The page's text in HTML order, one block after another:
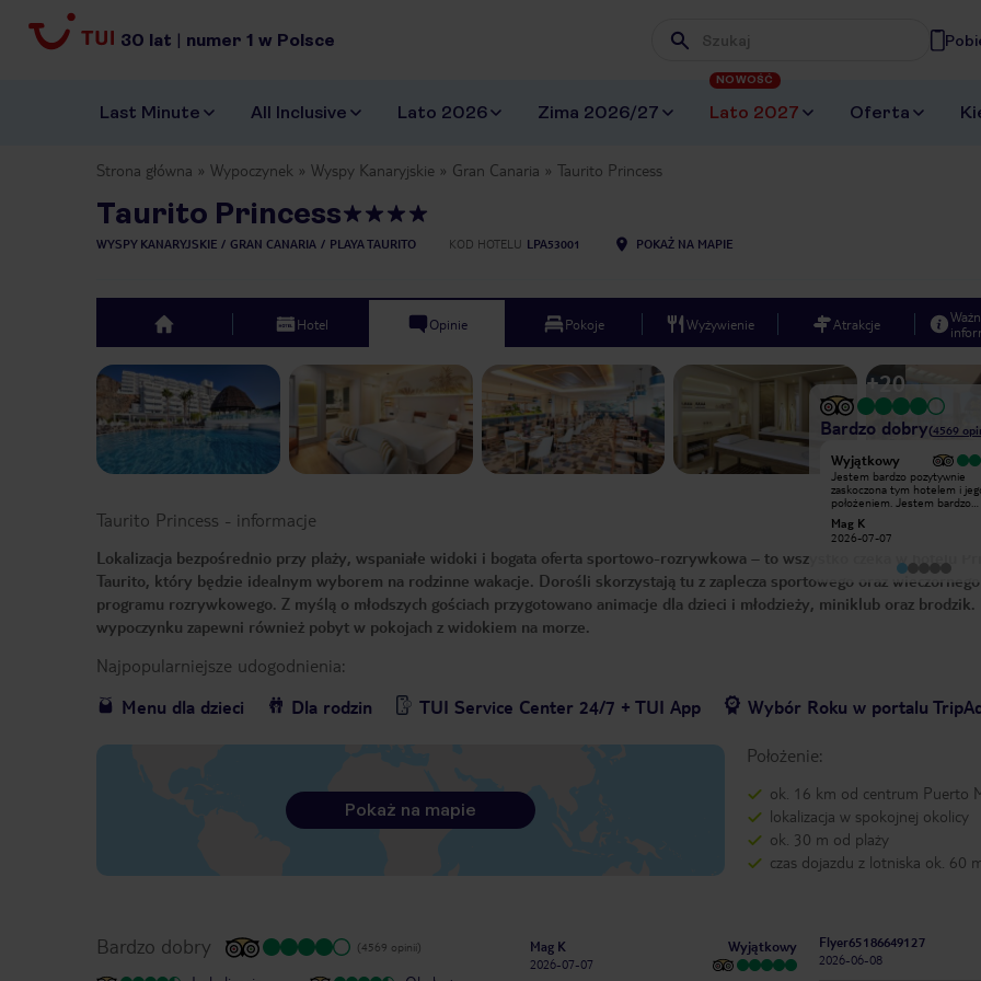
30 lat | numer 1 w Polsce Wpisz frazę, której szukasz
Last Minute All Inclusive Lato 2026 Zima 2026/27 Lato 2027
NOWOŚĆ
Oferta
Strona główna Wypoczynek Wyspy Kanaryjskie Gran Canaria Taurito Princess
Taurito Princess
WYSPY KANARYJSKIE GRAN CANARIA PLAYA TAURITO KOD HOTELU LPA53001 POKAŻ NA MAPIE
top Hotel Opinie Pokoje Wyżywienie Atrakcje
Previous slide +20
Bardzo dobry(4569
Bardzo dobry
Jesteśmy obecnie, nie warto
spokojnie ..
Wyjątkowy
Jestem bardzo pozytywnie
zaskoczona tym hotelem i
położeniem. Jestem bardzo
bardzo rzetelna. Hotel czysty,
sprzątane kiedy w zasadzie
urozmaicone jedzenie. Nie ma
kolejek ani do restauracji ani
baru. Wszyscy się uwijają i
komfort klienta. Nie mam
miałam złotej bransoletki essence
ale w niczym mi to nie
Mag K
2026-07-07
Taurito Princess - informacje
Lokalizacja bezpośrednio przy plaży, wspaniałe widoki i bogata oferta sportowo-rozrywkowa – to wszystko czeka w hotelu
Taurito, który będzie idealnym wyborem na rodzinne wakacje. Dorośli skorzystają tu z zaplecza sportowego oraz wieczornego
programu rozrywkowego. Z myślą o młodszych gościach przygotowano animacje dla dzieci i młodzieży, miniklub oraz
wypoczynku zapewni również pobyt w pokojach z widokiem na morze.
Najpopularniejsze udogodnienia:
Menu dla dzieci
Dla rodzin TUI Service Center 24/7 + TUI App Wybór Roku w portalu
Położenie:
ok. 16 km od centrum Puerto
lokalizacja w spokojnej okolicy
ok. 30 m od plaży
czas dojazdu z lotniska ok. 60
Pokaż na mapie
Bardzo dobry (4569 opinii)
Mag K
2026-07-07
Wyjątkowy
Flyer65186649127
2026-06-08